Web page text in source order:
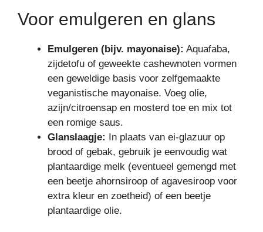
Voor emulgeren en glans
Emulgeren (bijv. mayonaise): Aquafaba,
zijdetofu of geweekte cashewnoten vormen
een geweldige basis voor zelfgemaakte
veganistische mayonaise. Voeg olie,
azijn/citroensap en mosterd toe en mix tot
een romige saus.
Glanslaagje: In plaats van ei-glazuur op
brood of gebak, gebruik je eenvoudig wat
plantaardige melk (eventueel gemengd met
een beetje ahornsiroop of agavesiroop voor
extra kleur en zoetheid) of een beetje
plantaardige olie.